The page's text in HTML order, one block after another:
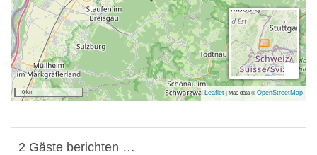
10 km Leaflet |Map data © OpenStreetMap
2 Gäste berichten …